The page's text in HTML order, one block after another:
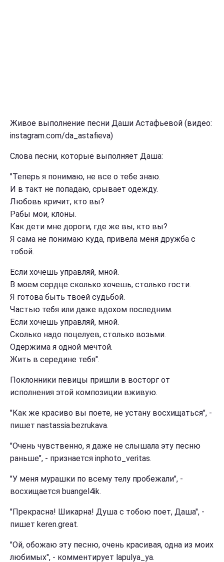
Живое выполнение песни Даши Астафьевой (видео:
instagram.com/da_astafieva)
Слова песни, которые выполняет Даша:
"Теперь я понимаю, не все о тебе знаю.
И в такт не попадаю, срывает одежду.
Любовь кричит, кто вы?
Рабы мои, клоны.
Как дети мне дороги, где же вы, кто вы?
Я сама не понимаю куда, привела меня дружба с
тобой.
Если хочешь управляй, мной.
В моем сердце сколько хочешь, столько гости.
Я готова быть твоей судьбой.
Частью тебя или даже вдохом последним.
Если хочешь управляй, мной.
Сколько надо поцелуев, столько возьми.
Одержима я одной мечтой.
Жить в середине тебя".
Поклонники певицы пришли в восторг от
исполнения этой композиции вживую.
"Как же красиво вы поете, не устану восхищаться", -
пишет nastassia.bezrukava.
"Очень чувственно, я даже не слышала эту песню
раньше", - признается inphoto_veritas.
"У меня мурашки по всему телу пробежали", -
восхищается buangel4ik.
"Прекрасна! Шикарна! Душа с тобою поет, Даша", -
пишет keren.great.
"Ой, обожаю эту песню, очень красивая, одна из моих
любимых", - комментирует lapulya_ya.